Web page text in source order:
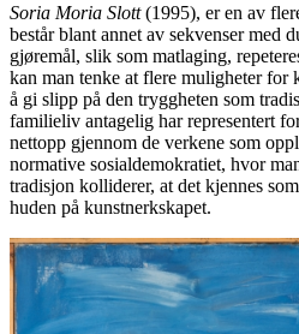
Soria Moria Slott(1995), er en av
består blant annet av sekvenser med
gjøremål, slik som matlaging,
kan man tenke at flere muligheter for
å gi slipp på den tryggheten som
familieliv antagelig har representert
nettopp gjennom de verkene som
normative sosialdemokratiet, hvor
tradisjon kolliderer, at det kjennes
huden på kunstnerkskapet.